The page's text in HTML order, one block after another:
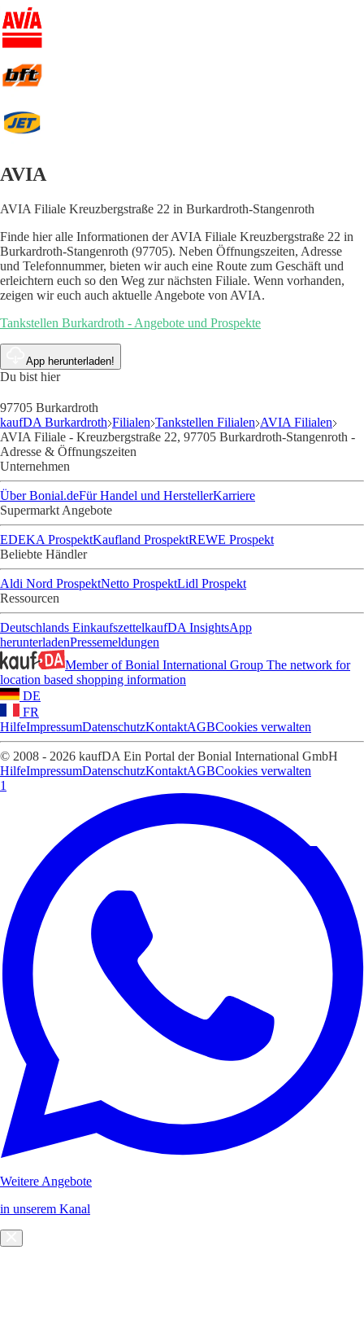
AVIA
AVIA Filiale Kreuzbergstraße 22 in Burkardroth-Stangenroth
Finde hier alle Informationen der AVIA Filiale Kreuzbergstraße 22 in
Burkardroth-Stangenroth (97705). Neben Öffnungszeiten, Adresse
und Telefonnummer, bieten wir auch eine Route zum Geschäft und
erleichtern euch so den Weg zur nächsten Filiale. Wenn vorhanden,
zeigen wir euch auch aktuelle Angebote von AVIA.
Tankstellen Burkardroth - Angebote und Prospekte
App herunterladen!
Du bist hier
97705 Burkardroth
kaufDA Burkardroth Filialen Tankstellen Filialen AVIA Filialen
AVIA Filiale - Kreuzbergstraße 22, 97705 Burkardroth-Stangenroth -
Adresse & Öffnungszeiten
Unternehmen
Über Bonial.deFür Handel und HerstellerKarriere
Supermarkt Angebote
EDEKA ProspektKaufland ProspektREWE Prospekt
Beliebte Händler
Aldi Nord ProspektNetto ProspektLidl Prospekt
Ressourcen
Deutschlands EinkaufszettelkaufDA InsightsApp
herunterladenPressemeldungen
Member of Bonial International Group The network for
location based shopping information
DE
FR
HilfeImpressumDatenschutzKontaktAGBCookies verwalten
© 2008 - 2026 kaufDA Ein Portal der Bonial International GmbH
HilfeImpressumDatenschutzKontaktAGBCookies verwalten
1
Weitere Angebote
in unserem Kanal